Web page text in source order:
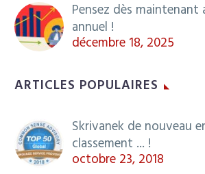
Pensez dès
annuel !
décembre 18, 2025
ARTICLES POPULAIRES
Skrivanek de nouveau
classement ... !
octobre 23, 2018